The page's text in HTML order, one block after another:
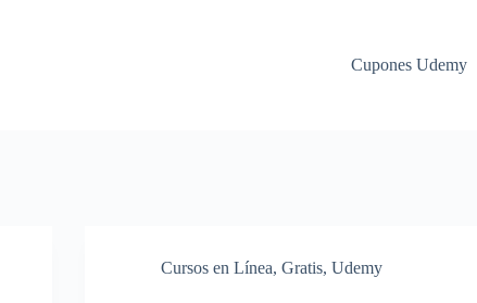
Cupones Udemy
Cursos en Línea,Gratis,Udemy